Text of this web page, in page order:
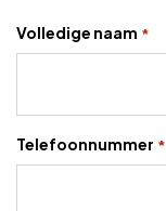
Vacatures
Adreswijziging
Volledige naam *
Telefoonnummer *